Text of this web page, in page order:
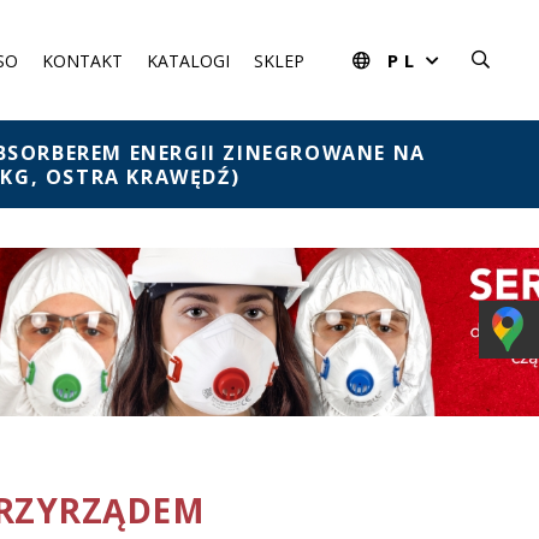
PL
KONTAKT KATALOGI SKLEP
ENERGII ZINEGROWANE NA
OSTRA KRAWĘDŹ)